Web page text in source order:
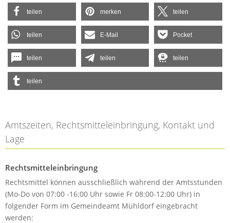
teilen merken teilen
teilen E-Mail Pocket
teilen teilen teilen
teilen
Amtszeiten, Rechtsmitteleinbringung, Kontakt und
Lage
Rechtsmitteleinbringung
Rechtsmittel können ausschließlich während der Amtsstunden
(Mo-Do von 07:00 -16:00 Uhr sowie Fr 08:00-12:00 Uhr) in
folgender Form im Gemeindeamt Mühldorf eingebracht
werden: